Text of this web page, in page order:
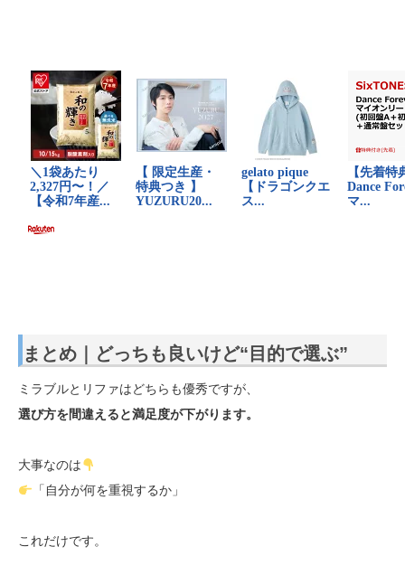
まとめ｜どっちも良いけど“目的で選ぶ”
ミラブルとリファはどちらも優秀ですが、
選び方を間違えると満足度が下がります。
大事なのは
「自分が何を重視するか」
これだけです。